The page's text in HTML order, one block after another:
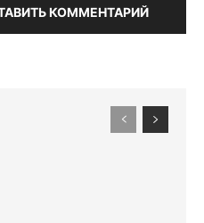
КОММЕНТАРИЙ